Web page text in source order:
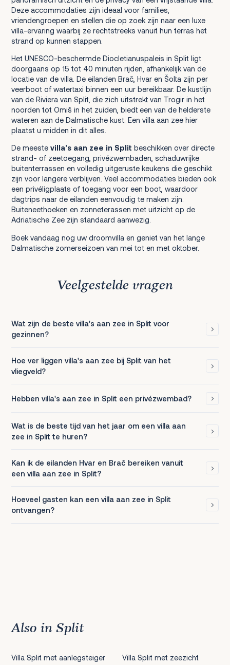
Deze accommodaties zijn ideaal voor families,
vriendengroepen en stellen die op zoek zijn naar een luxe
villa-ervaring waarbij ze rechtstreeks vanuit hun terras het
strand op kunnen stappen.
Het UNESCO-beschermde Diocletianuspaleis in Split ligt
doorgaans op 15 tot 40 minuten rijden, afhankelijk van de
locatie van de villa. De eilanden Brač, Hvar en Šolta zijn per
veerboot of watertaxi binnen een uur bereikbaar. De kustlijn
van de Riviera van Split, die zich uitstrekt van Trogir in het
noorden tot Omiš in het zuiden, biedt een van de helderste
wateren aan de Dalmatische kust. Een villa aan zee hier
plaatst u midden in dit alles.
De meeste villa's aan zee in Split beschikken over directe
strand- of zeetoegang, privézwembaden, schaduwrijke
buitenterrassen en volledig uitgeruste keukens die geschikt
zijn voor langere verblijven. Veel accommodaties bieden ook
een privéligplaats of toegang voor een boot, waardoor
dagtrips naar de eilanden eenvoudig te maken zijn.
Buiteneethoeken en zonneterassen met uitzicht op de
Adriatische Zee zijn standaard aanwezig.
Boek vandaag nog uw droomvilla en geniet van het lange
Dalmatische zomerseizoen van mei tot en met oktober.
Veelgestelde vragen
Wat zijn de beste villa's aan zee in Split voor
gezinnen?
Hoe ver liggen villa's aan zee bij Split van het
vliegveld?
Hebben villa's aan zee in Split een privézwembad?
Wat is de beste tijd van het jaar om een villa aan
zee in Split te huren?
Kan ik de eilanden Hvar en Brač bereiken vanuit
een villa aan zee in Split?
Hoeveel gasten kan een villa aan zee in Split
ontvangen?
Also in Split
Villa Split met aanlegsteiger Villa Split met zeezicht